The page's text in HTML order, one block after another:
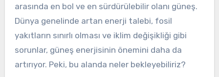
arasında en bol ve en sürdürülebilir olanı güneş.
Dünya genelinde artan enerji talebi, fosil
yakıtların sınırlı olması ve iklim değişikliği gibi
sorunlar, güneş enerjisinin önemini daha da
artırıyor. Peki, bu alanda neler bekleyebiliriz?